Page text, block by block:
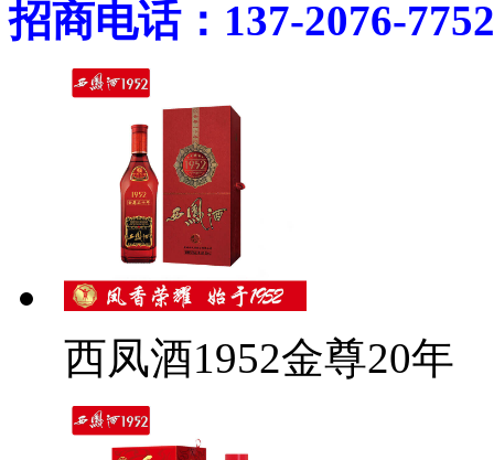
招商电话：137-2076-7752
西凤酒1952金尊20年